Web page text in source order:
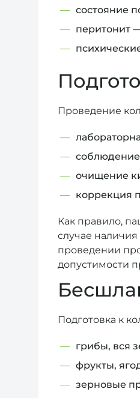
состояние
перитонит
Проведение
очищение
коррекция
Как правило,
случае
проведении
допустимости
Подготовка к
грибы, вся
фрукты,
зерновые